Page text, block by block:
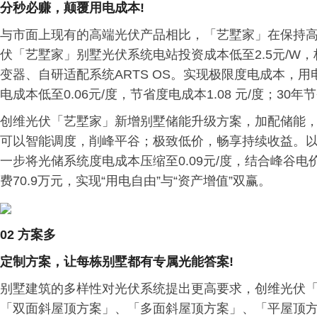
分秒必赚，颠覆用电成本!
与市面上现有的高端光伏产品相比，「艺墅家」在保持
伏「艺墅家」别墅光伏系统电站投资成本低至2.5元/W
变器、自研适配系统ARTS OS。实现极限度电成本，
电成本低至0.06元/度，节省度电成本1.08 元/度；30年
创维光伏「艺墅家」新增别墅储能升级方案，加配储能
可以智能调度，削峰平谷；极致低价，畅享持续收益。
一步将光储系统度电成本压缩至0.09元/度，结合峰谷
费70.9万元，实现“用电自由”与“资产增值”双赢。
02 方案多
定制方案，让每栋别墅都有专属光能答案!
别墅建筑的多样性对光伏系统提出更高要求，创维光伏
「双面斜屋顶方案」、「多面斜屋顶方案」、「平屋